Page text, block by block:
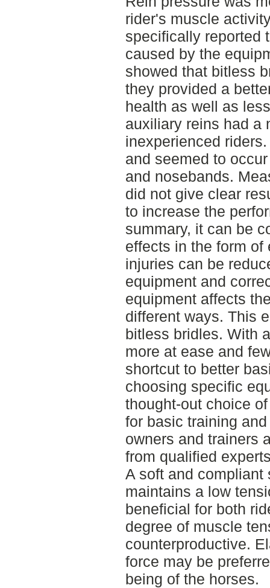
rider's muscle
specifically reported
caused by the
showed that bitless
they provided a
health as well as
auxiliary reins had a
inexperienced
and seemed to
and nosebands.
did not give clear
to increase the
summary, it can be
effects in the form
injuries can be
equipment and
equipment affects
different ways. This
bitless bridles. With
more at ease and
shortcut to better
choosing specific
thought-out choice
for basic training
owners and trainers
from qualified
A soft and compliant
maintains a low
beneficial for both
degree of muscle
counterproductive.
force may be
being of the horses.